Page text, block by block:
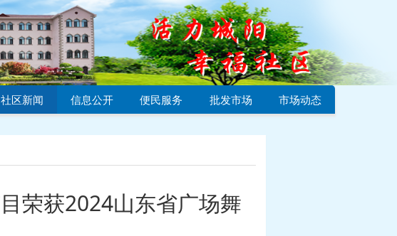
社区新闻 信息公开 便民服务 批发市场 市场动态
荣获2024山东省广场舞